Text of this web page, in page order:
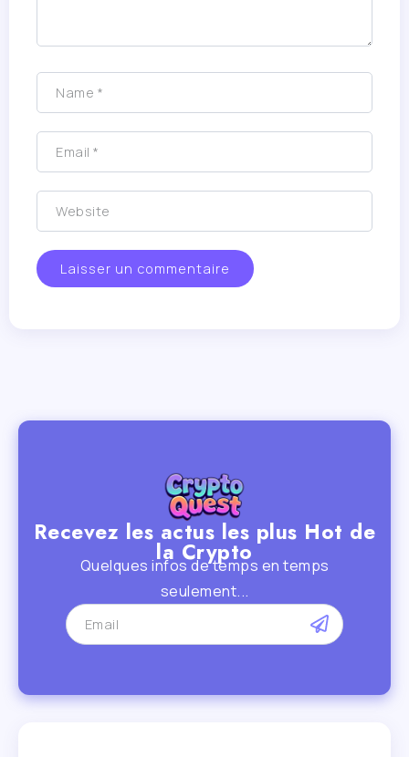
Recevez les actus les plus Hot de
la Crypto
Quelques infos de temps en temps
seulement...